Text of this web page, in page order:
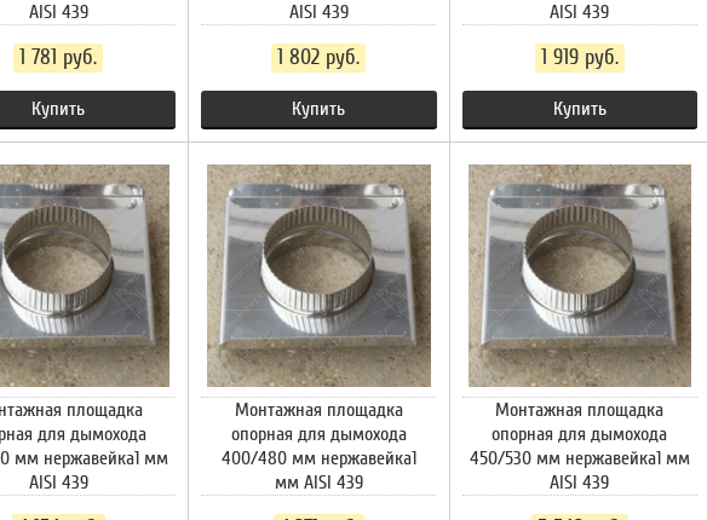
AISI 439
1 781 руб.
Купить
AISI 439
1 802 руб.
Купить
AISI 439
1 919 руб.
Купить
площадка
для дымохода
мм нержавейка1 мм
AISI 439
Монтажная площадка
опорная для дымохода
400/480 мм нержавейка1
мм AISI 439
Монтажная площадка
опорная для дымохода
450/530 мм нержавейка1 мм
AISI 439